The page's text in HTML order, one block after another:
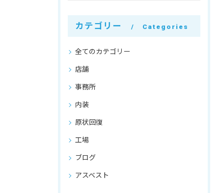
カテゴリー Categories
全てのカテゴリー
店舗
事務所
内装
原状回復
工場
ブログ
アスベスト